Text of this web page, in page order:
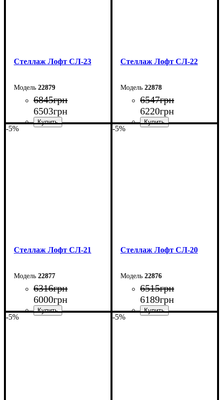
Стеллаж Лофт СЛ-23
22879
6845грн
6503грн
Стеллаж Лофт СЛ-22
22878
6547грн
6220грн
-5%
Стеллаж Лофт СЛ-21
22877
6316грн
6000грн
-5%
Стеллаж Лофт СЛ-20
22876
6515грн
6189грн
-5% -5%